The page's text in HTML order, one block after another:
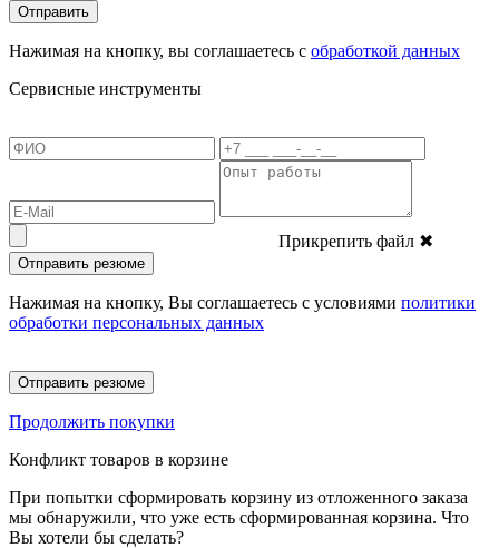
Отправить
Нажимая на кнопку, вы соглашаетесь с обработкой данных
Сервисные инструменты
Прикрепить файл ✖
Отправить резюме
Нажимая на кнопку, Вы соглашаетесь с условиями политики
обработки персональных данных
Отправить резюме
Продолжить покупки
Конфликт товаров в корзине
При попытки сформировать корзину из отложенного заказа
мы обнаружили, что уже есть сформированная корзина. Что
Вы хотели бы сделать?